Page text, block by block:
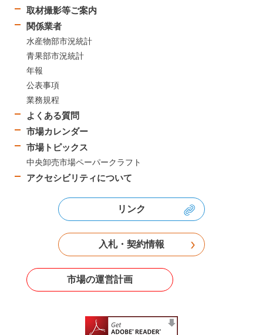
取材撮影等ご案内
関係業者
水産物部市況統計
青果部市況統計
年報
公表事項
業務規程
よくある質問
市場カレンダー
市場トピックス
中央卸売市場ペーパークラフト
アクセシビリティについて
リンク
入札・契約情報
市場の運営計画